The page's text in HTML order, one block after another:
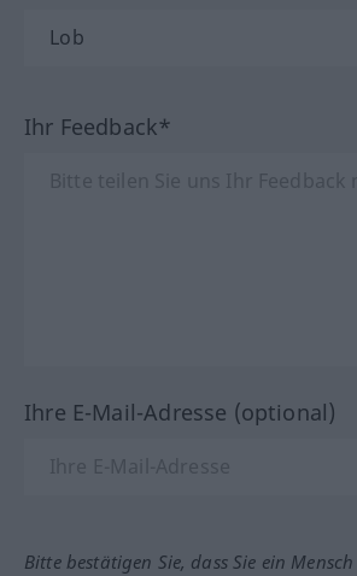
Ihr Feedback*
Ihre E-Mail-Adresse (optional)
Bitte bestätigen Sie, dass Sie ein